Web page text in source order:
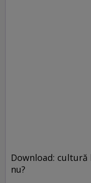
Download: cultură
nu?